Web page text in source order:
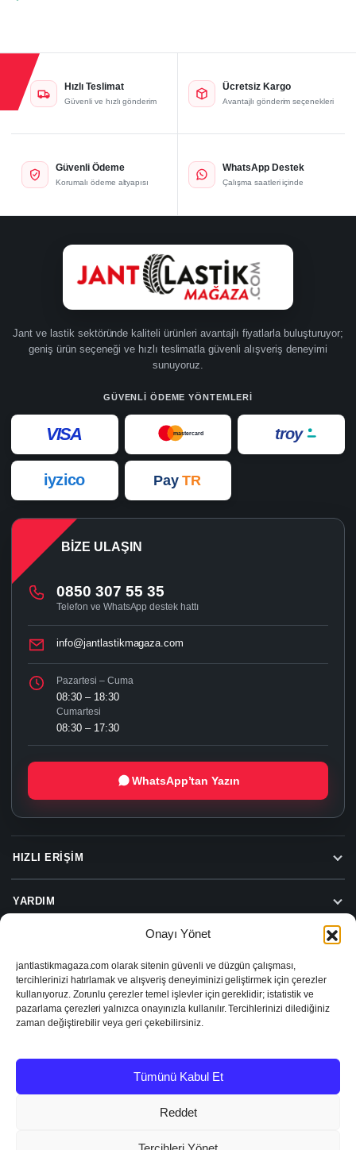
Onayı Yönet
jantlastikmagaza.com olarak sitenin güvenli ve düzgün çalışması,
tercihlerinizi hatırlamak ve alışveriş deneyiminizi geliştirmek için çerezler
kullanıyoruz. Zorunlu çerezler temel işlevler için gereklidir; istatistik ve
pazarlama çerezleri yalnızca onayınızla kullanılır. Tercihlerinizi dilediğiniz
zaman değiştirebilir veya geri çekebilirsiniz.
Tümünü Kabul Et
Reddet
Hızlı Teslimat
Güvenli ve hızlı gönderim
Ücretsiz Kargo
Avantajlı gönderim seçenekleri
Güvenli Ödeme
Korumalı ödeme altyapısı
WhatsApp Destek
Çalışma saatleri içinde
Jant ve lastik sektöründe kaliteli ürünleri avantajlı fiyatlarla buluşturuyor;
geniş ürün seçeneği ve hızlı teslimatla güvenli alışveriş deneyimi
sunuyoruz.
GÜVENLI ÖDEME YÖNTEMLERI
VISA mastercard troy
iyzico Pay TR
HIZLI ERIŞIM
YARDIM
BIZE ULAŞIN
0850 307 55 35
Telefon ve WhatsApp destek hattı
info@jantlastikmagaza.com
Pazartesi – Cuma
08:30 – 18:30
Cumartesi
08:30 – 17:30
WhatsApp’tan Yazın
Beylas Jant Lastik Hizmetleri
Beylas Jant Lastik Sanayi ve Ticaret Limited Şirketi
Turgut Özal Caddesi No:74, 35390 Buca/İzmir
VD: Şirinyer
VN: 1671413282
2026 © Jant Lastik Mağaza